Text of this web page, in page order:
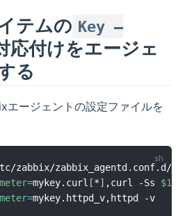
テムの Key –
応付けをエージェ
る
エージェントの設定ファイルを
=mykey.curl [*] ,curl -Ss $1
=